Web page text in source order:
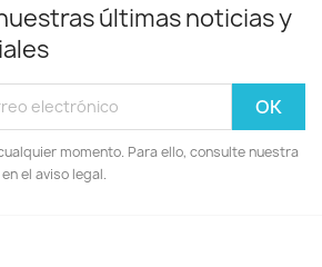
últimas noticias y
momento. Para ello, consulte nuestra
el aviso legal.